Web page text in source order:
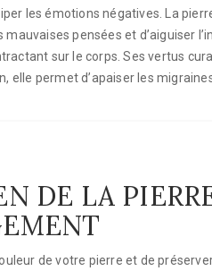
les émotions négatives. La
pensées et d’aiguiser
sur le corps. Ses vertus
elle permet d’apaiser les
DE LA
de votre pierre et de